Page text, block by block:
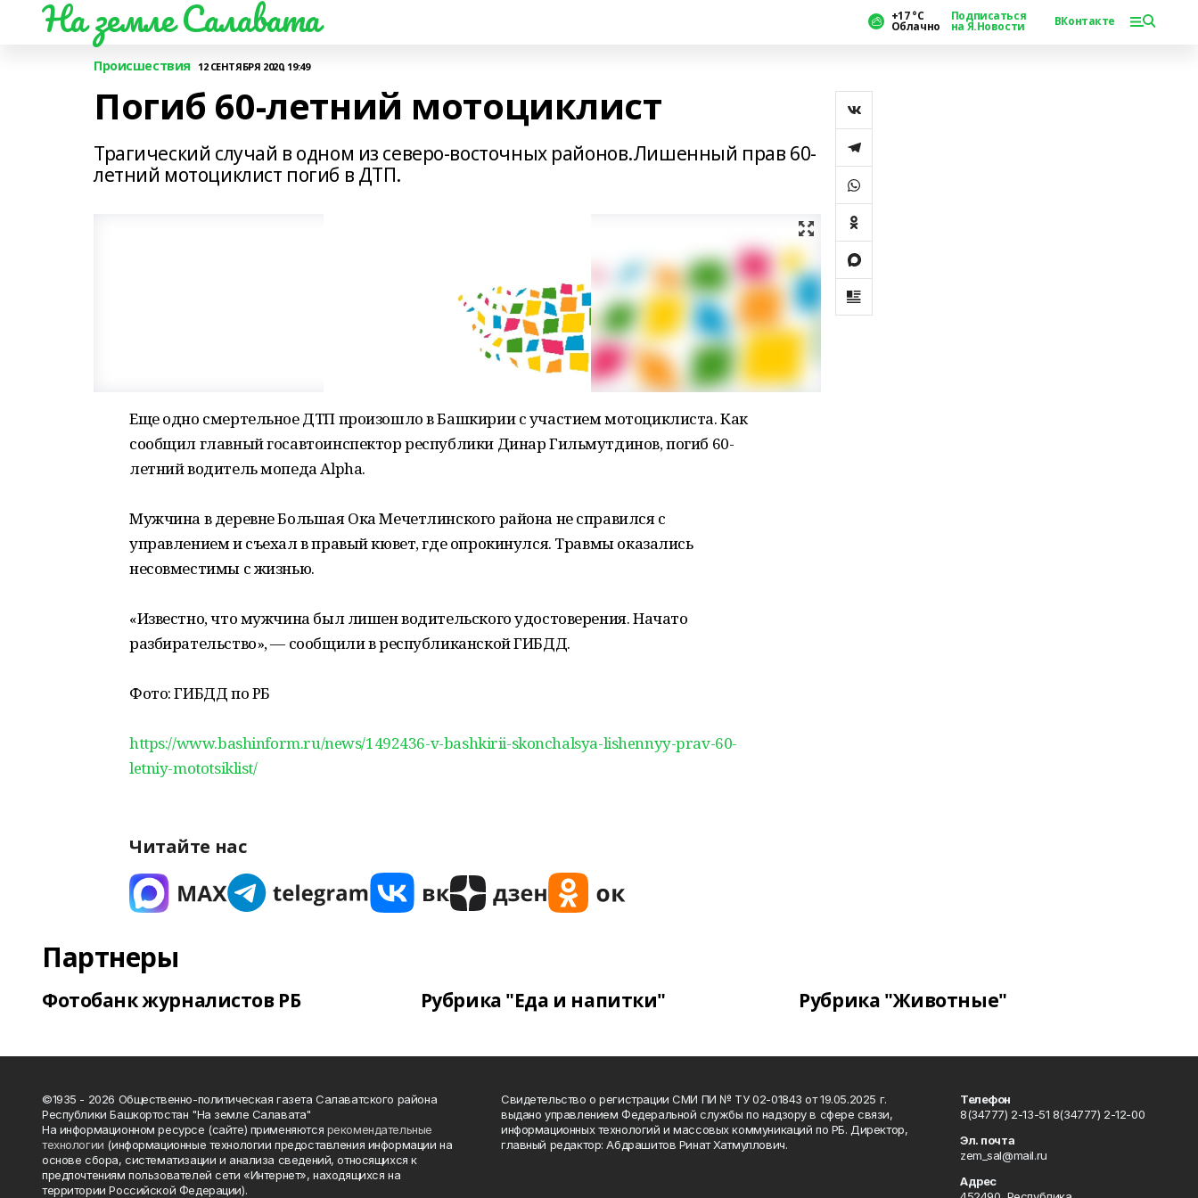
На земле Салавата +17 °С
Облачно
Подписаться
на Я.Новости ВКонтакте
Происшествия 12 СЕНТЯБРЯ 2020, 19:49
Погиб 60-летний мотоциклист
Трагический случай в одном из северо-восточных районов.Лишенный прав 60-
летний мотоциклист погиб в ДТП.
Еще одно смертельное ДТП произошло в Башкирии с участием мотоциклиста. Как
сообщил главный госавтоинспектор республики Динар Гильмутдинов, погиб 60-
летний водитель мопеда Alpha.
Мужчина в деревне Большая Ока Мечетлинского района не справился с
управлением и съехал в правый кювет, где опрокинулся. Травмы оказались
несовместимы с жизнью.
«Известно, что мужчина был лишен водительского удостоверения. Начато
разбирательство», — сообщили в республиканской ГИБДД.
Фото: ГИБДД по РБ
https://www.bashinform.ru/news/1492436-v-bashkirii-skonchalsya-lishennyy-prav-60-
letniy-mototsiklist/
Читайте нас
Партнеры
Фотобанк журналистов РБ Рубрика "Еда и напитки" Рубрика "Животные"
©1935 - 2026 Общественно-политическая газета Салаватского района
Республики Башкортостан "На земле Салавата"
На информационном ресурсе (сайте) применяются рекомендательные
технологии (информационные технологии предоставления информации на
основе сбора, систематизации и анализа сведений, относящихся к
предпочтениям пользователей сети «Интернет», находящихся на
территории Российской Федерации).
Свидетельство о регистрации СМИ ПИ № ТУ 02-01843 от 19.05.2025 г.
выдано управлением Федеральной службы по надзору в сфере связи,
информационных технологий и массовых коммуникаций по РБ. Директор,
главный редактор: Абдрашитов Ринат Хатмуллович.
Телефон
8(34777) 2-13-51 8(34777) 2-12-00
Эл. почта
zem_sal@mail.ru
Адрес